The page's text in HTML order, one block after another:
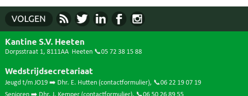
Kantine S.V. Heeten
Dorpsstraat 1, 8111AA Heeten 📞05 72 38 15 88
Wedstrijdsecretariaat
Jeugd t/m JO19 ➡️ Dhr. E. Hutten (contactformulier), 📞06 22 19 07 19